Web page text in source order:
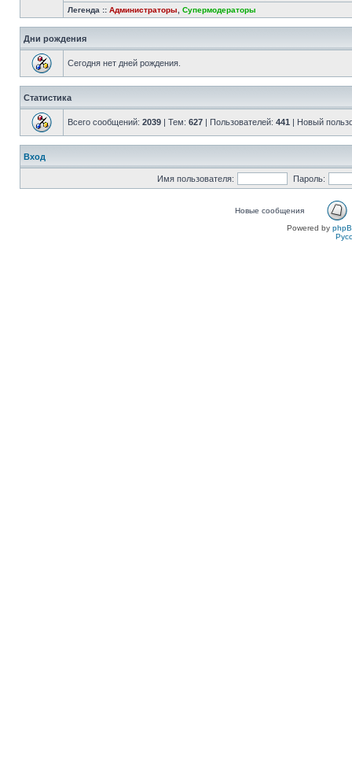
Легенда :: Администраторы Супермодераторы
Дни рождения
Сегодня нет дней рождения.
Статистика
Всего сообщений: 2039 | Тем: 627 | Пользователей: 441 | Новый
Вход
Имя пользователя: Пароль:
Новые сообщения
Powered by